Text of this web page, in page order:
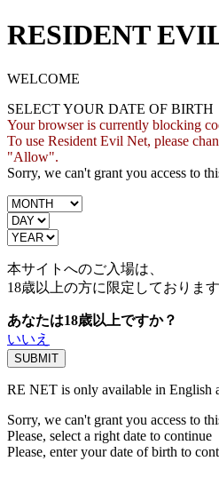
RESIDENT
WELCOME
SELECT YOUR DATE OF BIRTH
Your browser is currently blocking
To use Resident Evil Net, please
"Allow".
Sorry, we can't grant you access to
本サイトへのご入場は、
18歳以上の方に限定しております
あなたは18歳以上ですか？
いいえ
RE NET is only available in English
Sorry, we can't grant you access to
Please, select a right date to continue
Please, enter your date of birth to